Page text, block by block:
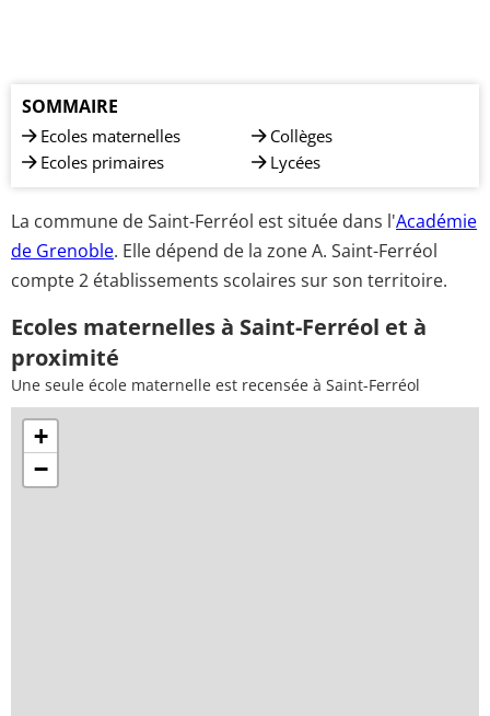
SOMMAIRE
Ecoles maternelles
Ecoles primaires
Collèges
Lycées
La commune de Saint-Ferréol est située dans l'Académie
de Grenoble. Elle dépend de la zone A. Saint-Ferréol
compte 2 établissements scolaires sur son territoire.
Ecoles maternelles à Saint-Ferréol et à
proximité
Une seule école maternelle est recensée à Saint-Ferréol
+
−